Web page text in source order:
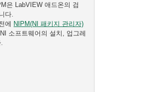
은 LabVIEW 애드온의 검
다.
에 NIPM(NI 패키지 관리자)
소프트웨어의 설치, 업그레